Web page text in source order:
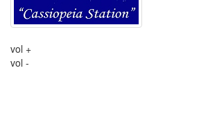
vol +
vol -